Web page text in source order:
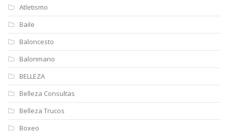
Atletismo
Baile
Baloncesto
Balonmano
BELLEZA
Belleza Consultas
Belleza Trucos
Boxeo